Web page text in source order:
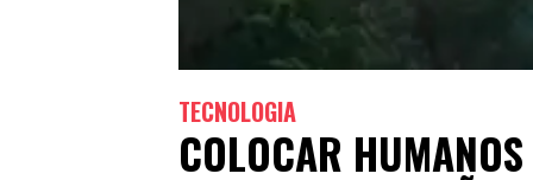
TECNOLOGIA
COLOCAR